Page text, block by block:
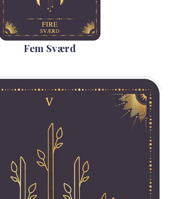
Fem Sværd